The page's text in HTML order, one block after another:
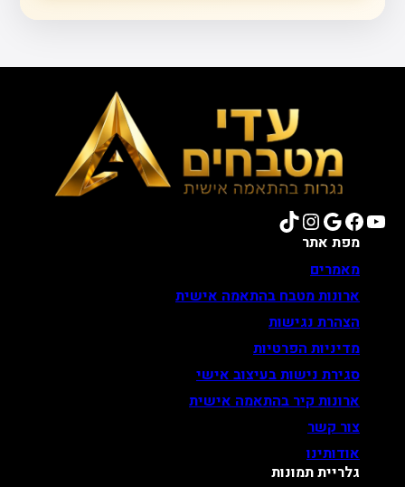
YouTube
Facebook
Google
Instagram
TikTok
מפת אתר
מאמרים
ארונות מטבח בהתאמה אישית
הצהרת נגישות
מדיניות הפרטיות
סגירת נישות בעיצוב אישי
ארונות קיר בהתאמה אישית
צור קשר
אודותינו
גלריית תמונות